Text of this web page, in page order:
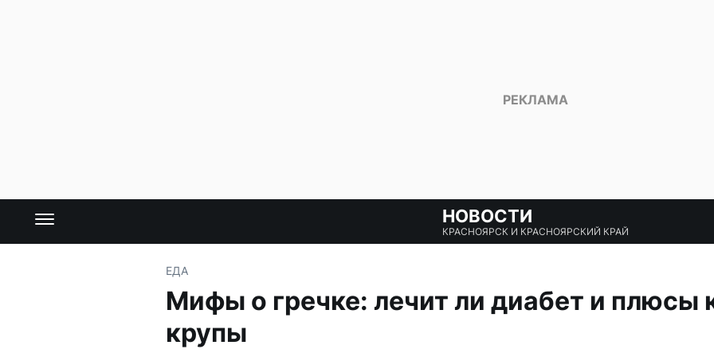
НОВОСТИ
КРАСНОЯРСК И КРАСНОЯРСКИЙ КРАЙ
ЕДА
Мифы о гречке: лечит ли диабет и плюсы
крупы